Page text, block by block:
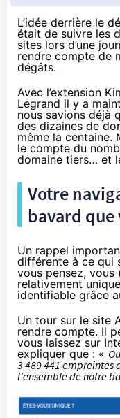
L’idée derrière le
était de suivre les
sites lors d’une
rendre compte de
dégâts.
Avec l’extension
Legrand il y a
nous savions déjà
des dizaines de
même la centaine.
le compte du
domaine tiers… et
Votre
bavard que
Un rappel
différente à ce qui
vous pensez,
relativement
identifiable grâce
Un tour sur le site
rendre compte. Il
vous laissez sur
expliquer que : «
3 489 441 empreintes
l’ensemble de notre